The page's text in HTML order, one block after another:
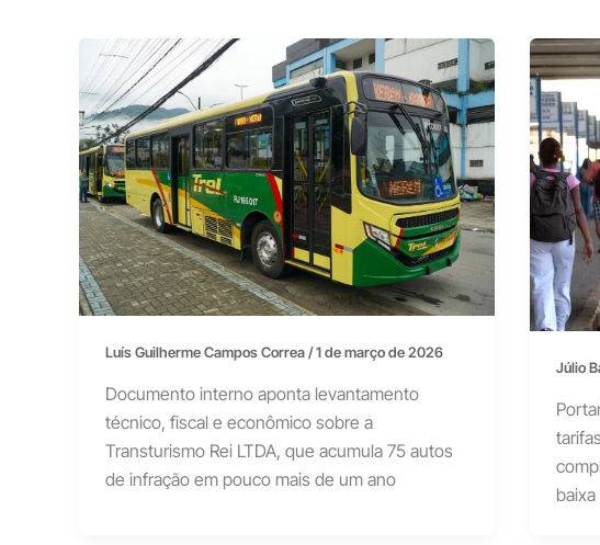
Luís Guilherme Campos Correa/1 de março de 2026
Documento interno aponta levantamento
técnico, fiscal e econômico sobre a
Transturismo Rei LTDA, que acumula 75 autos
de infração em pouco mais de um ano
Júlio